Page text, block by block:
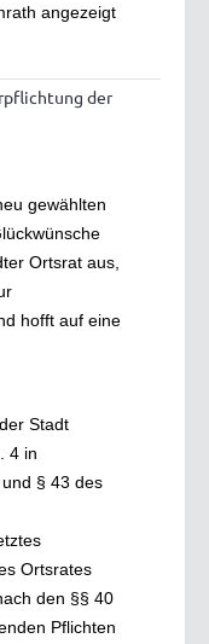
angezeigt
der
gewählten
Ortsrat aus,
hofft auf eine
Stadt
4 in
§ 43 des
Ortsrates
den §§ 40
Pflichten